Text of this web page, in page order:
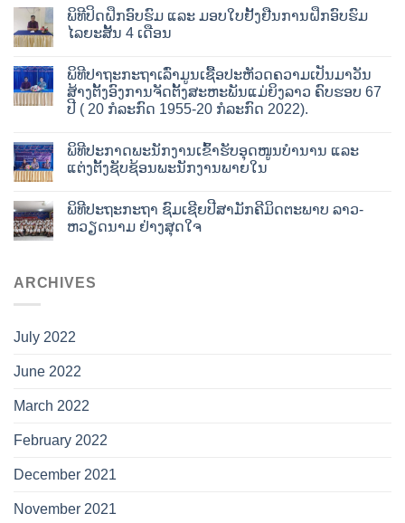
ພິທີປິດຝຶກອົບຮົມ ແລະ ມອບໃບຢັ້ງຢືນການຝຶກອົບຮົມ
ໄລຍະສັ້ນ 4 ເດືອນ
ພິທີປາຖະກະຖາເລົ່າມູນເຊື້ອປະຫັວດຄວາມເປັນມາວັນ
ສ້າງຕັ້ງອົງການຈັດຕັ້ງສະຫະພັນແມ່ຍິງລາວ ຄົບຮອບ 67
ປີ ( 20 ກໍລະກົດ 1955-20 ກໍລະກົດ 2022).
ພິທີປະກາດພະນັກງານເຂົ້າຮັບອຸດໜູນບໍານານ ແລະ
ແຕ່ງຕັ້ງຊັບຊ້ອນພະນັກງານພາຍໃນ
ພິທີປະຖະກະຖາ ຊົມເຊີຍປີສາມັກຄີມິດຕະພາບ ລາວ-
ຫວຽດນາມ ຢ່າງສຸດໃຈ
ARCHIVES
July 2022
June 2022
March 2022
February 2022
December 2021
November 2021